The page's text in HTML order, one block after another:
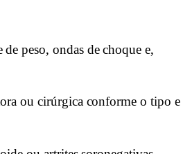
peso, ondas de choque e,
ou cirúrgica conforme o tipo e